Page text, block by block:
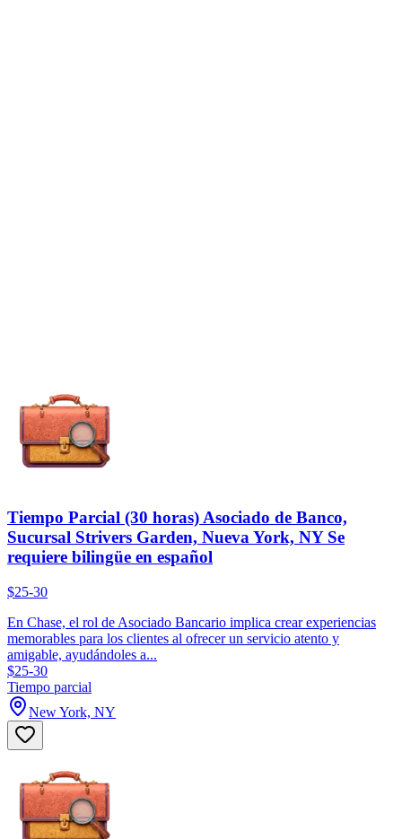
Tiempo Parcial (30 horas) Asociado de Banco,
Sucursal Strivers Garden, Nueva York, NY Se
requiere bilingüe en español
$25-30
En Chase, el rol de Asociado Bancario implica crear experiencias
memorables para los clientes al ofrecer un servicio atento y
amigable, ayudándoles a...
$25-30
Tiempo parcial
New York, NY